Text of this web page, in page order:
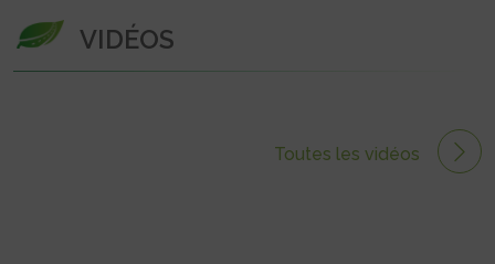
VIDÉOS
Toutes les vidéos